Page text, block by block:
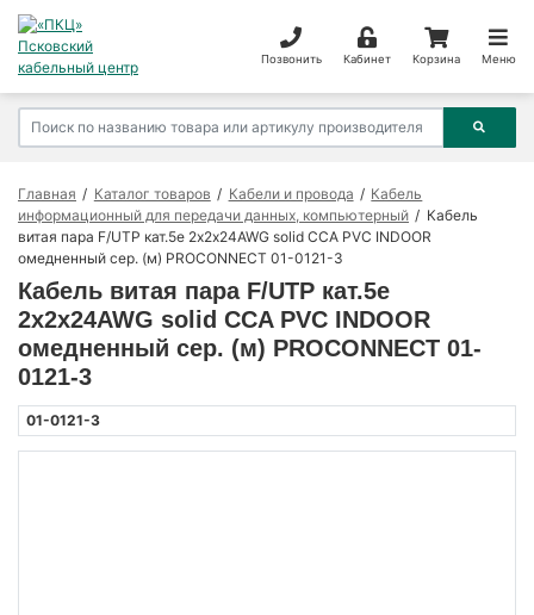
Позвонить Кабинет Корзина Меню
Главная Каталог товаров Кабели и провода
Кабель
информационный для передачи данных, компьютерный
Кабель
витая пара F/UTP кат.5e 2х2х24AWG solid CCA PVC INDOOR
омедненный сер. (м) PROCONNECT 01-0121-3
Кабель витая пара F/UTP кат.5e
2х2х24AWG solid CCA PVC INDOOR
омедненный сер. (м) PROCONNECT 01-
0121-3
01-0121-3